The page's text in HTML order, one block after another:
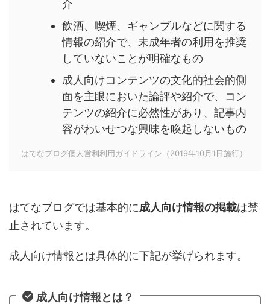
介
飲酒、喫煙、ギャンブルなどに関する
情報の紹介で、未成年者の利用を推奨
していないことが明確なもの
成人向けコンテンツの文化的社会的側
面を主眼においた論評や紹介で、コン
テンツの紹介に必然性があり、記事内
容がわいせつな興味を喚起しないもの
はてなブログ個人営利利用ガイドライン（2019年10月1日施行）
はてなブログでは基本的に成人向け情報の掲載は禁
止されています。
成人向け情報とは具体的に下記が挙げられます。
成人向け情報とは？